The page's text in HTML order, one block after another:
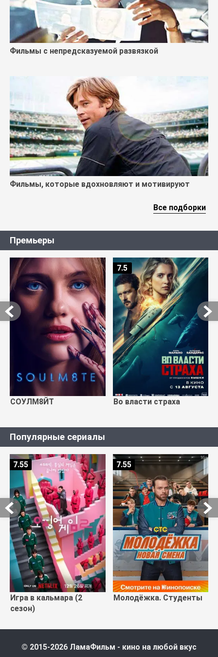
Фильмы с непредсказуемой развязкой
Фильмы, которые вдохновляют и мотивируют
Все подборки
Премьеры
СОУЛМ8ЙТ Во власти страха
7.5
Популярные сериалы
Игра в кальмара (2
сезон)
7.55
Молодёжка. Студенты
7.55
© 2015-2026 ЛамаФильм - кино на любой вкус